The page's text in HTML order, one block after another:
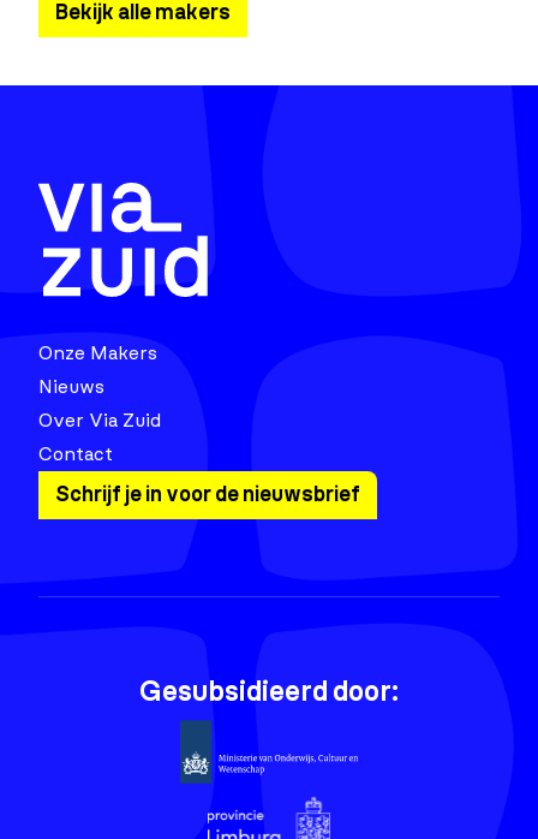
Bekijk alle makers
Onze Makers
Nieuws
Over Via Zuid
Contact
Schrijf je in voor de nieuwsbrief
Gesubsidieerd door: